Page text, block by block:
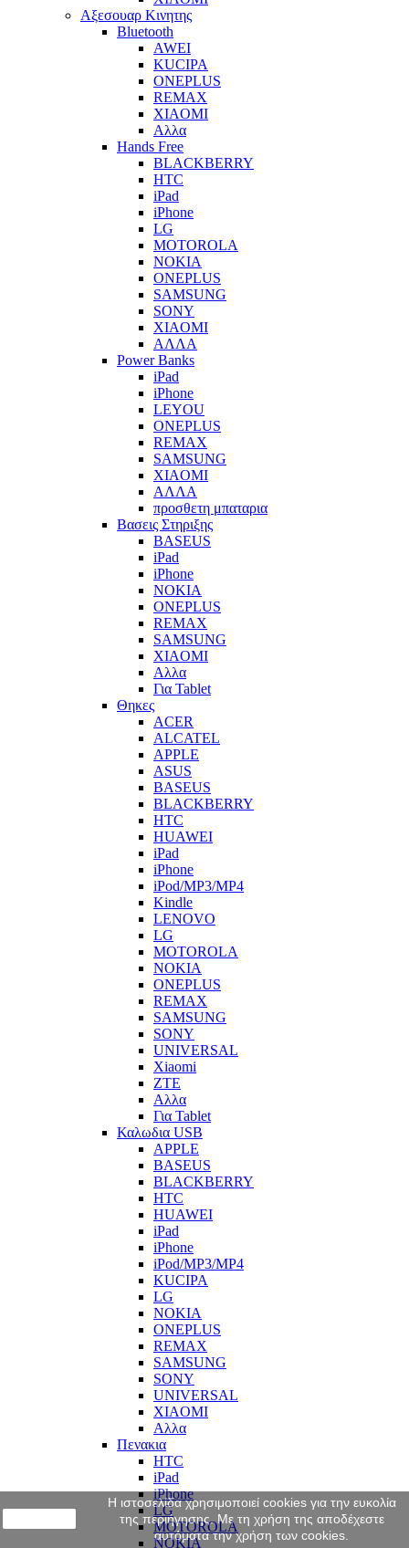
Αξεσουαρ Κινητης
Bluetooth
AWEI
KUCIPA
ONEPLUS
REMAX
XIAOMI
Αλλα
Hands Free
BLACKBERRY
HTC
iPad
iPhone
LG
MOTOROLA
NOKIA
ONEPLUS
SAMSUNG
SONY
XIAOMI
ΑΛΛΑ
Power Banks
iPad
iPhone
LEYOU
ONEPLUS
REMAX
SAMSUNG
XIAOMI
ΑΛΛΑ
προσθετη μπαταρια
Βασεις Στηριξης
BASEUS
iPad
iPhone
NOKIA
ONEPLUS
REMAX
SAMSUNG
XIAOMI
Αλλα
Για Tablet
Θηκες
ACER
ALCATEL
APPLE
ASUS
BASEUS
BLACKBERRY
HTC
HUAWEI
iPad
iPhone
iPod/MP3/MP4
Kindle
LENOVO
LG
MOTOROLA
NOKIA
ONEPLUS
REMAX
SAMSUNG
SONY
UNIVERSAL
Xiaomi
ZTE
Αλλα
Για Tablet
Καλωδια USB
APPLE
BASEUS
BLACKBERRY
HTC
HUAWEI
iPad
iPhone
iPod/MP3/MP4
KUCIPA
LG
NOKIA
ONEPLUS
REMAX
SAMSUNG
SONY
UNIVERSAL
XIAOMI
Αλλα
Πενακια
HTC
iPad
iPhone
LG
MOTOROLA
NOKIA
Η ιστοσελίδα χρησιμοποιεί cookies για την ευκολία
της περιήγησης. Με τη χρήση της αποδέχεστε
αυτόματα την χρήση των cookies.